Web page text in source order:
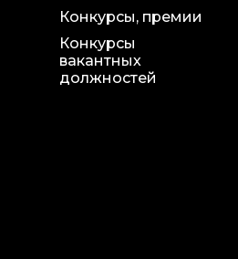
Конкурсы, премии
Конкурсы
вакантных
должностей